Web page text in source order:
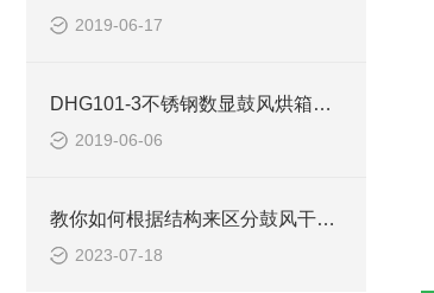
2019-06-17
DHG101-3不锈钢数显鼓风烘箱使用注意事项
2019-06-06
教你如何根据结构来区分鼓风干燥箱
2023-07-18